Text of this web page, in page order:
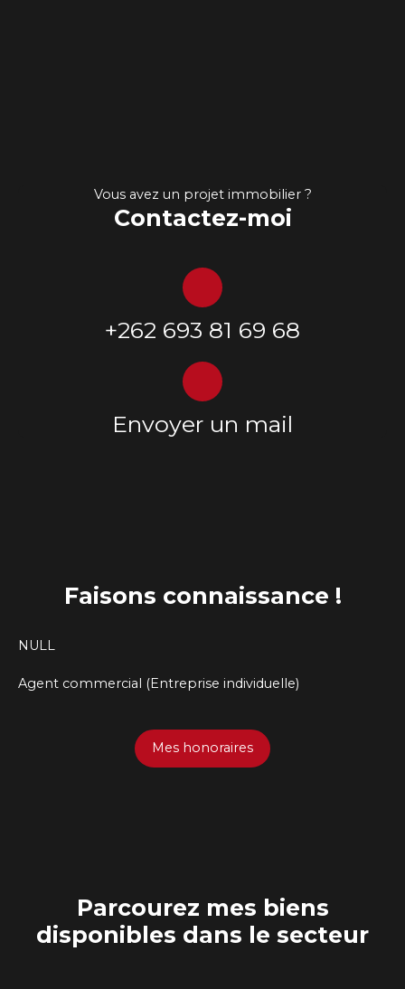
Vous avez un projet immobilier ?
Contactez-moi
+262 693 81 69 68
Envoyer un mail
Faisons connaissance !
NULL
Agent commercial (Entreprise individuelle)
Mes honoraires
Parcourez mes biens
disponibles dans le secteur